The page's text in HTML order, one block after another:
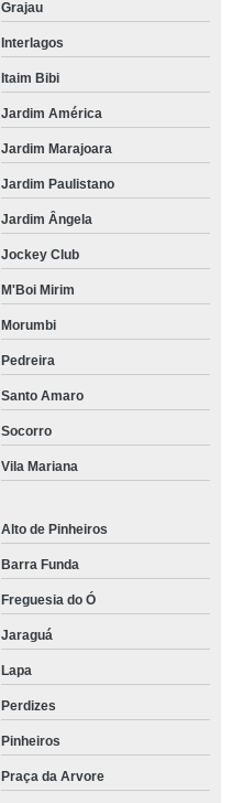
Grajau
Interlagos
Itaim Bibi
Jardim América
Jardim Marajoara
Jardim Paulistano
Jardim Ângela
Jockey Club
M'Boi Mirim
Morumbi
Pedreira
Santo Amaro
Socorro
Vila Mariana
Alto de Pinheiros
Barra Funda
Freguesia do Ó
Jaraguá
Lapa
Perdizes
Pinheiros
Praça da Arvore